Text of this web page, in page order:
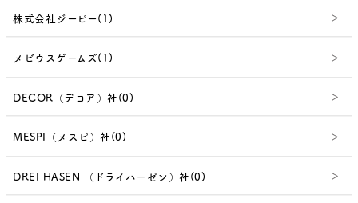
株式会社ジーピー(1)
メビウスゲームズ(1)
DECOR（デコア）社(0)
MESPI（メスピ）社(0)
DREI HASEN （ドライハーゼン）社(0)